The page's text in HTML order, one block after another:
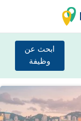
ابحث عن
وظيفة